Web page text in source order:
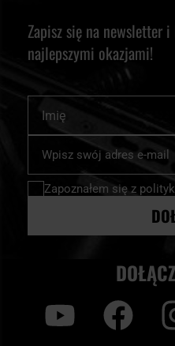
Zapisz się na newsletter
najlepszymi okazjami!
nasz
newsletter:
Zapoznałem się z